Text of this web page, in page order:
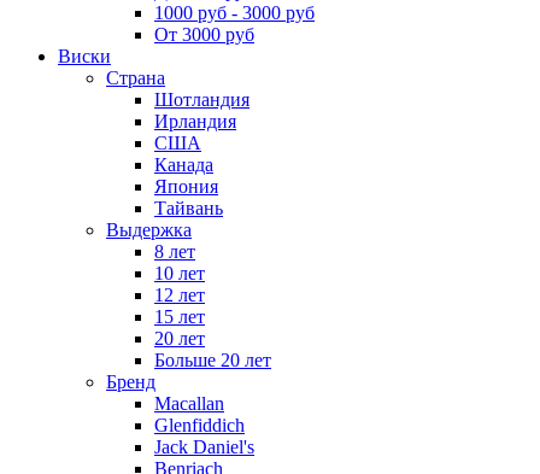
1000 руб - 3000 руб
От 3000 руб
Виски
Страна
Шотландия
Ирландия
США
Канада
Япония
Тайвань
Выдержка
8 лет
10 лет
12 лет
15 лет
20 лет
Больше 20 лет
Бренд
Macallan
Glenfiddich
Jack Daniel's
Benriach